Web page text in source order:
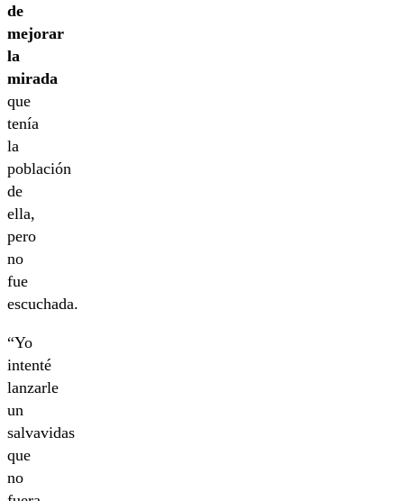
de
mejorar
la
mirada
que
tenía
la
población
de
ella,
pero
no
fue
escuchada.
“Yo
intenté
lanzarle
un
salvavidas
que
no